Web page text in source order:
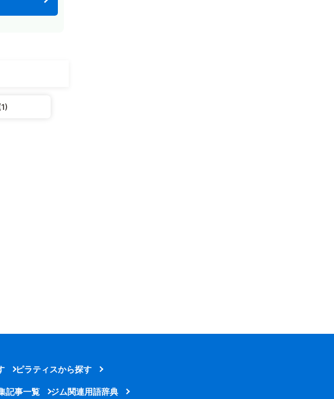
ピラティスから探す
記事一覧 ジム関連用語辞典